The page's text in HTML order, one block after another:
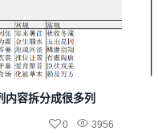
容拆分成很多列
3956
0